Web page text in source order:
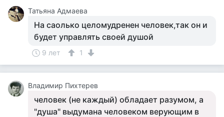
Татьяна Адмаева
На саолько целомудренен человек,так он и
будет управлять своей душой
9 лет 1
Владимир Пихтерев
человек (не каждый) обладает разумом, а
"душа" выдумана человеком верующим в